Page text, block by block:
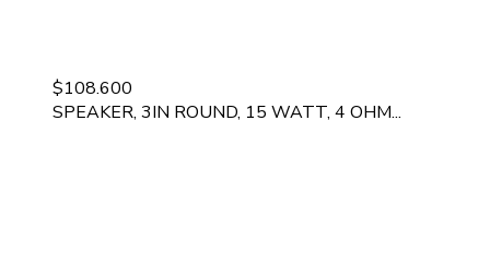
$108.600
SPEAKER, 3IN ROUND, 15 WATT, 4 OHM...